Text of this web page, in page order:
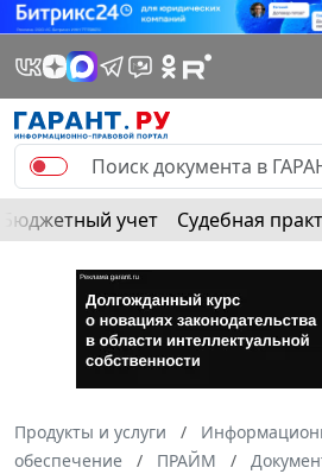
Бюджетный учет Судебная
Продукты и услуги
обеспечение
ПРАЙМ